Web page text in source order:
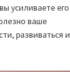
усиливаете его
ваше
развиваться и